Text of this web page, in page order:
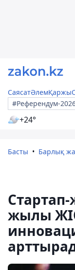
СаясатӘлемҚаржы
#Референдум-
+24°
Басты Барлық
жылы